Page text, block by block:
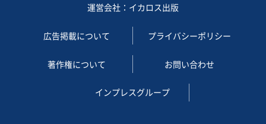
運営会社：イカロス出版
広告掲載について プライバシーポリシー
著作権について お問い合わせ
インプレスグループ